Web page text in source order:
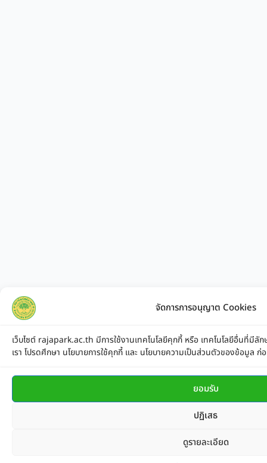
จัดการการอนุญาต Cookies
เว็บไซต์ rajapark.ac.th มีการใช้งานเทคโนโลยีคุกกี้ หรือ เทคโนโลยีอื่นที่มีลั
เรา โปรดศึกษา นโยบายการใช้คุกกี้ และ นโยบายความเป็นส่วนตัวของข้อมูล ก่
ยอมรับ
ปฏิเสธ
ดูรายละเอียด